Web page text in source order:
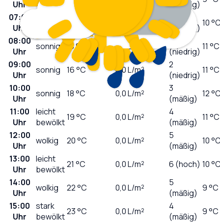
Uhr (niedrig)
07:00
Uhr
sonnig 11 °C L/m²
(niedrig) 10
08:00
Uhr
sonnig 13°C 0,0L/m²
1
(niedrig) 11 °C
09:00
Uhr
sonnig 16°C 0,0L/m²
2
(niedrig) 11 °C
10:00
Uhr
sonnig 18°C 0,0L/m²
3
(mäßig) 12
11:00
Uhr
leicht
bewölkt19°C 0,0L/m²
4
(mäßig) 11 °C
12:00
Uhr
wolkig 20°C 0,0L/m²
5
(mäßig) 10
13:00
Uhr
leicht
bewölkt21 °C 0,0L/m² 6 (hoch) 10
14:00
Uhr
wolkig 22°C 0,0L/m²
5
(mäßig) 9 °C
15:00
Uhr
stark
bewölkt23°C 0,0L/m²
4
(mäßig) 9 °C